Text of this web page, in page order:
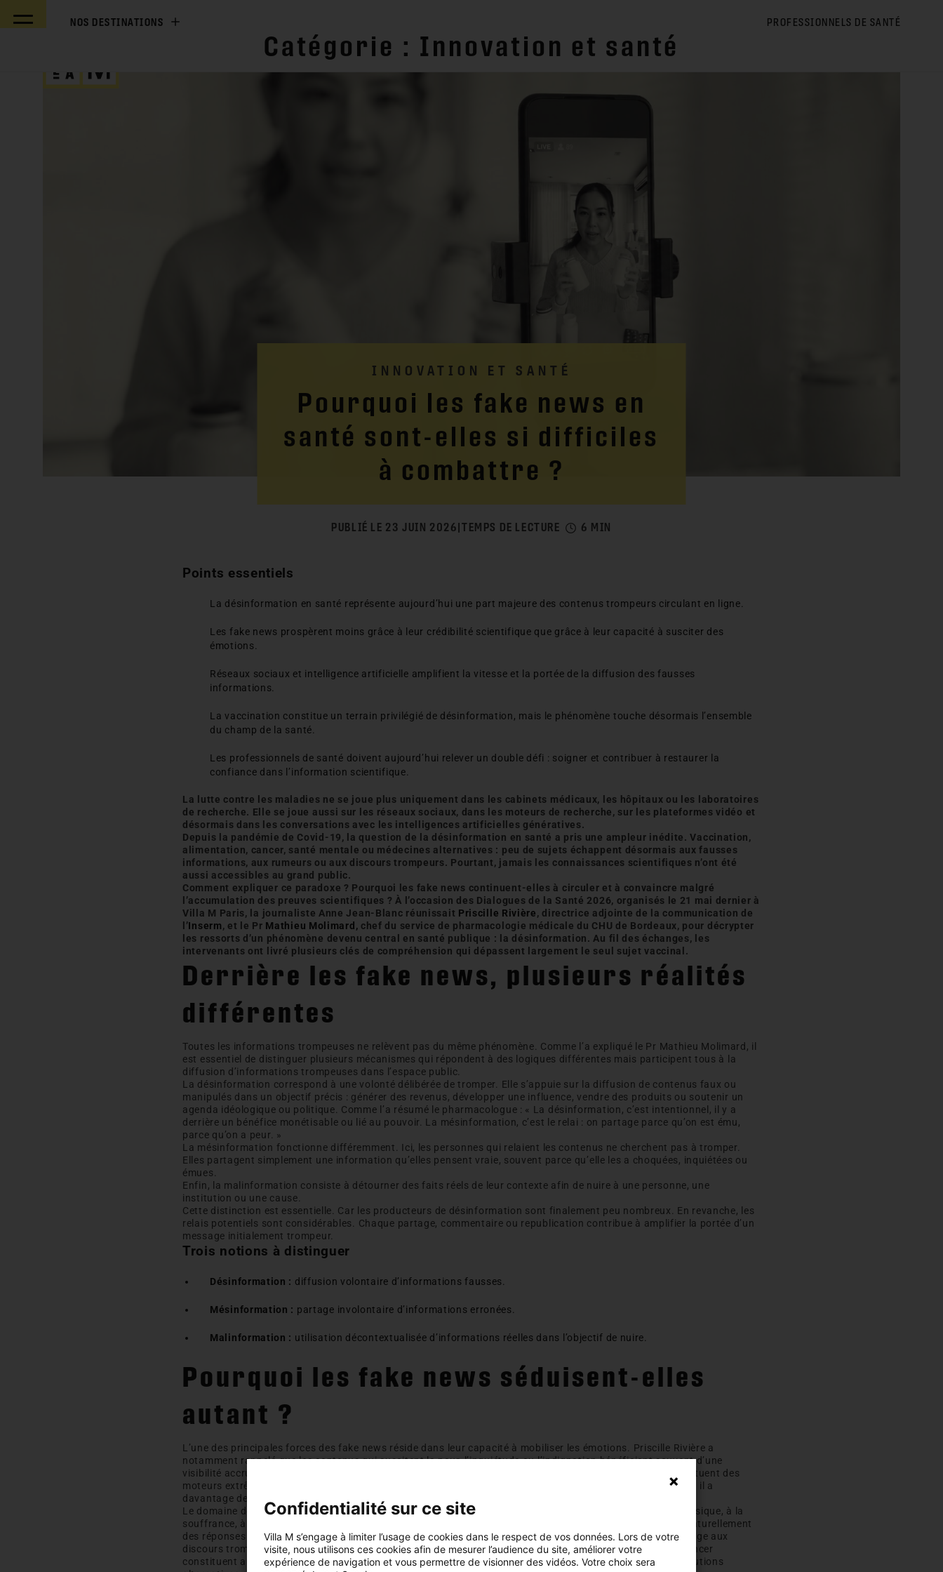
NOS DESTINATIONS PROFESSIONNELS DE SANTÉ
Catégorie : Innovation et santé
RETOURNER AU BLOG
INNOVATION ET SANTÉ
Pourquoi les fake news en
santé sont-elles si difficiles
à combattre ?
PUBLIÉ LE 23 JUIN 2026 |TEMPS DE LECTURE 6 MIN
Points essentiels
La désinformation en santé représente aujourd’hui une part majeure des contenus trompeurs circulant en ligne.
Les fake news prospèrent moins grâce à leur crédibilité scientifique que grâce à leur capacité à susciter des
émotions.
Réseaux sociaux et intelligence artificielle amplifient la vitesse et la portée de la diffusion des fausses
informations.
La vaccination constitue un terrain privilégié de désinformation, mais le phénomène touche désormais l’ensemble
du champ de la santé.
Les professionnels de santé doivent aujourd’hui relever un double défi : soigner et contribuer à restaurer la
confiance dans l’information scientifique.
La lutte contre les maladies ne se joue plus uniquement dans les cabinets médicaux, les hôpitaux ou les laboratoires
de recherche. Elle se joue aussi sur les réseaux sociaux, dans les moteurs de recherche, sur les plateformes vidéo et
désormais dans les conversations avec les intelligences artificielles génératives.
Depuis la pandémie de Covid-19, la question de la désinformation en santé a pris une ampleur inédite. Vaccination,
alimentation, cancer, santé mentale ou médecines alternatives : peu de sujets échappent désormais aux fausses
informations, aux rumeurs ou aux discours trompeurs. Pourtant, jamais les connaissances scientifiques n’ont été
aussi accessibles au grand public.
Comment expliquer ce paradoxe ? Pourquoi les fake news continuent-elles à circuler et à convaincre malgré
l’accumulation des preuves scientifiques ? À l’occasion des Dialogues de la Santé 2026, organisés le 21 mai dernier à
Villa M Paris, la journaliste Anne Jean-Blanc réunissait Priscille Rivière, directrice adjointe de la communication de
l’Inserm, et le Pr Mathieu Molimard, chef du service de pharmacologie médicale du CHU de Bordeaux, pour décrypter
les ressorts d’un phénomène devenu central en santé publique : la désinformation. Au fil des échanges, les
intervenants ont livré plusieurs clés de compréhension qui dépassent largement le seul sujet vaccinal.
Derrière les fake news, plusieurs réalités
différentes
Toutes les informations trompeuses ne relèvent pas du même phénomène. Comme l’a expliqué le Pr Mathieu Molimard, il
est essentiel de distinguer plusieurs mécanismes qui répondent à des logiques différentes mais participent tous à la
diffusion d’informations trompeuses dans l’espace public.
La désinformation correspond à une volonté délibérée de tromper. Elle s’appuie sur la diffusion de contenus faux ou
manipulés dans un objectif précis : générer des revenus, développer une influence, vendre des produits ou soutenir un
agenda idéologique ou politique. Comme l’a résumé le pharmacologue : « La désinformation, c’est intentionnel, il y a
derrière un bénéfice monétisable ou lié au pouvoir. La mésinformation, c’est le relai : on partage parce qu’on est ému,
parce qu’on a peur. »
La mésinformation fonctionne différemment. Ici, les personnes qui relaient les contenus ne cherchent pas à tromper.
Elles partagent simplement une information qu’elles pensent vraie, souvent parce qu’elle les a choquées, inquiétées ou
émues.
Enfin, la malinformation consiste à détourner des faits réels de leur contexte afin de nuire à une personne, une
institution ou une cause.
Cette distinction est essentielle. Car les producteurs de désinformation sont finalement peu nombreux. En revanche, les
relais potentiels sont considérables. Chaque partage, commentaire ou republication contribue à amplifier la portée d’un
message initialement trompeur.
Trois notions à distinguer
Désinformation : diffusion volontaire d’informations fausses.
Mésinformation : partage involontaire d’informations erronées.
Malinformation : utilisation décontextualisée d’informations réelles dans l’objectif de nuire.
Pourquoi les fake news séduisent-elles
autant ?
L’une des principales forces des fake news réside dans leur capacité à mobiliser les émotions. Priscille Rivière a
notamment rappelé que les contenus qui suscitent la peur, l’inquiétude ou l’indignation bénéficient souvent d’une
visibilité accrue dans les environnements numériques. La peur, la colère, l’indignation ou l’inquiétude constituent des
moteurs extrêmement puissants de diffusion. Lorsqu’un contenu provoque une réaction émotionnelle forte, il a
davantage de chances d’être partagé rapidement, souvent sans vérification préalable.
Le domaine de la santé est particulièrement vulnérable à ce phénomène. La maladie touche à l’intégrité physique, à la
souffrance, à la peur de mourir ou à celle de voir souffrir un proche. Dans ces situations, chacun cherche naturellement
des réponses simples, immédiates et rassurantes. Certaines périodes de la vie exposent également davantage aux
discours trompeurs. La grossesse, la naissance d’un enfant, l’annonce d’une maladie chronique ou d’un cancer
constituent autant de moments de fragilité où les individus deviennent plus réceptifs aux promesses de solutions
Confidentialité sur ce site
Villa M s’engage à limiter l’usage de cookies dans le respect de vos données. Lors de votre
visite, nous utilisons ces cookies afin de mesurer l’audience du site, améliorer votre
expérience de navigation et vous permettre de visionner des vidéos. Votre choix sera